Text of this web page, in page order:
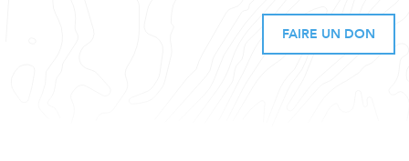
FAIRE UN DON